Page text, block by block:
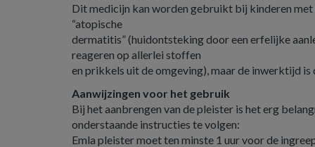
Dit medicijn kan worden gebruikt bij kinderen met
“atopische
dermatitis” (huidontsteking door een erfelijke
reageren op allerlei stoffen
en prikkels uit de omgeving), maar de inwerktijd is
Aanwijzingen voor het gebruik
Bij het aanbrengen van de pleister is het erg
onderstaande instructies te volgen:
Emla pleister moet ten minste 1 uur voor de